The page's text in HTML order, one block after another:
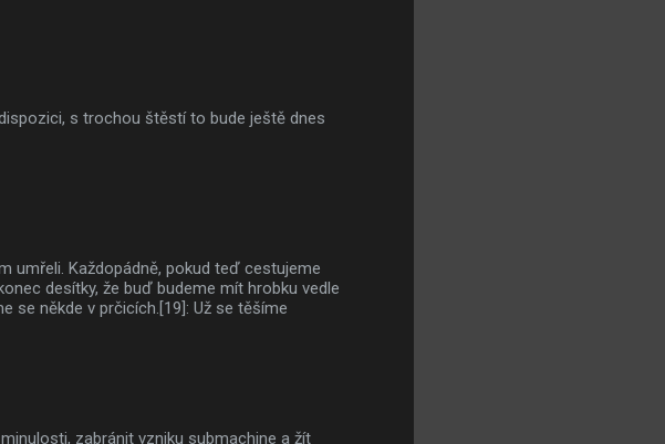
s trochou štěstí to bude ještě dnes
umřeli. Každopádně, pokud teď cestujeme
desítky, že buď budeme mít hrobku vedle
se někde v prčicích.[19]: Už se těšíme
zabránit vzniku submachine a žít